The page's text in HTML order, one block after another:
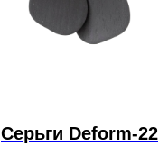
Серьги Deform-22